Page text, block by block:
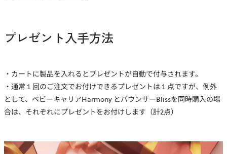
プレゼント入手方法
・カートに製品を入れるとプレゼントが自動で付与されます。
・通常１回のご注文でお付けできるプレゼントは１点ですが、例外
として、ベビーキャリアHarmony とバウンサーBlissを同時購入の場
合は、それぞれにプレゼントをお付けします（計2点）